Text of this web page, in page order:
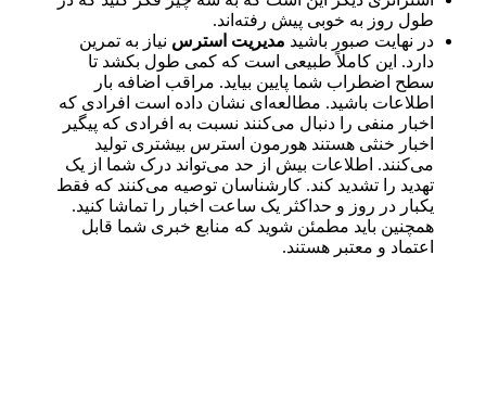
طول روز به خوبی پیش رفته‌اند.
در نهایت صبور باشید مدیریت استرس نیاز به تمرین
دارد. این کاملاً طبیعی است که کمی طول بکشد تا
سطح اضطراب شما پایین بیاید. مراقب اضافه بار
اطلاعات باشید. مطالعه‌ای نشان داده است افرادی که
اخبار منفی را دنبال می‌کنند نسبت به افرادی که پیگیر
اخبار خنثی هستند هورمون استرس بیشتری تولید
می‌کنند. اطلاعات بیش از حد می‌تواند درک شما از یک
تهدید را تشدید کند. کارشناسان توصیه می‌کنند که فقط
یکبار در روز و حداکثر یک ساعت اخبار را تماشا کنید.
همچنین باید مطمئن شوید که منابع خبری شما قابل
اعتماد و معتبر هستند.